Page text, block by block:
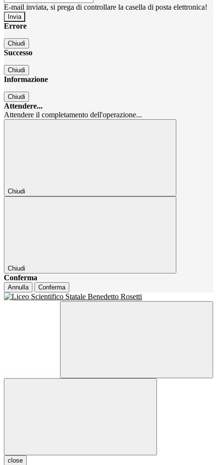
E-mail inviata, si prega di controllare la casella di posta elettronica!
Errore
Chiudi
Successo
Chiudi
Informazione
Chiudi
Attendere...
Attendere il completamento dell'operazione...
Chiudi
Chiudi
Conferma
Annulla Conferma
close